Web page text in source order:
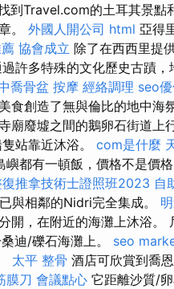
到Travel.com的土耳其景點
。 外國人開公司 html 亞得
協會成立 除了在西西里提
許多特殊的文化歷史古蹟，
喬骨盆 按摩 經絡調理 seo
食創造了無與倫比的地中海
廟廢墟之間的鵝卵石街道上
站靠近沐浴。 com是什麼
嶼都有一頓飯，價格不是價
推拿技術士證照班2023 自
與相鄰的Nidri完全集成。
開，在附近的海灘上沐浴。
迪/礫石海灘上。 seo
太平 整骨 酒店可欣賞到喬
膜刀 會議點心 它距離沙質/